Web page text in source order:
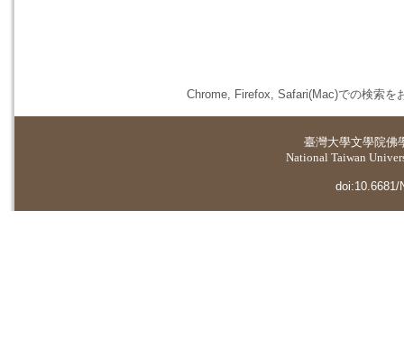
Chrome, Firefox, Safari(Mac)での検索を
臺灣大學文學院佛
National Taiwan
doi:10.6681/